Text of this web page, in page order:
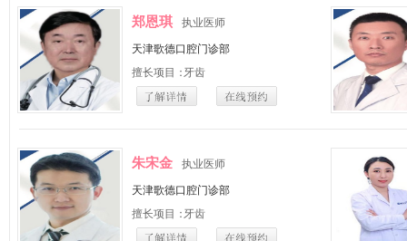
郑恩琪 执业医师
天津歌德口腔门诊部
擅长项目：牙齿
朱宋金 执业医师
天津歌德口腔门诊部
擅长项目：牙齿